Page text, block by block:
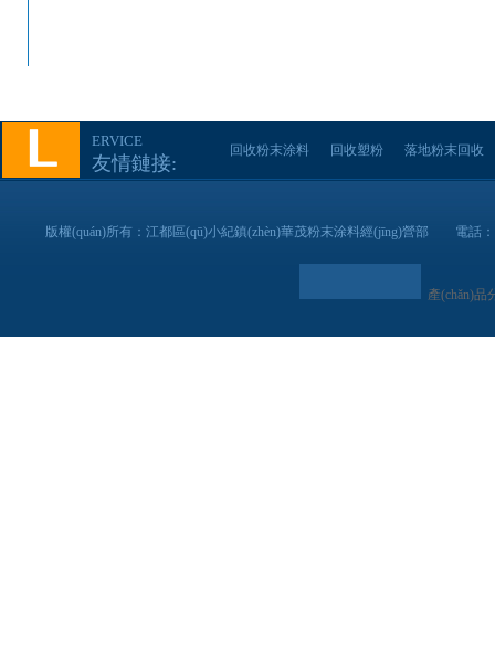
ERVICE
友情鏈接:
回收粉末涂料 回收塑粉 落地粉末回收
版權(quán)所有：江都區(qū)小紀鎮(zhèn)華茂粉末涂料經(jīng)營部 電
產(chǎn)品